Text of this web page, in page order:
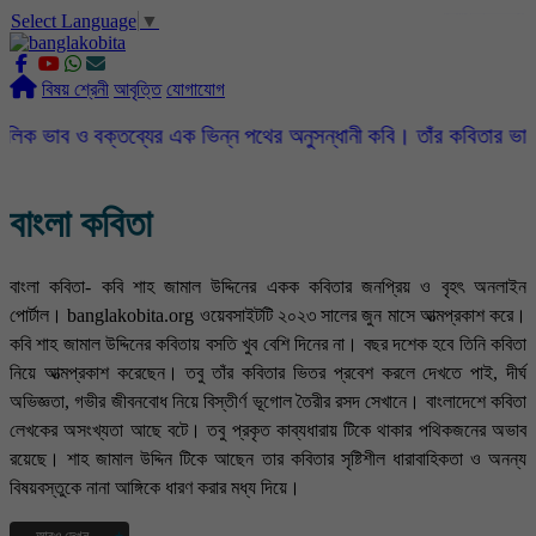
Select Language ▼
বিষয় শ্রেনী আবৃত্তি যোগাযোগ
ও বক্তব্যের এক ভিন্ন পথের অনুসন্ধানী কবি। তাঁর
বাংলা কবিতা
বাংলা কবিতা- কবি শাহ জামাল উদ্দিনের একক কবিতার জনপ্রিয় ও বৃহৎ অনলাইন
পোর্টাল। banglakobita.org ওয়েবসাইটটি ২০২৩ সালের জুন মাসে আত্মপ্রকাশ করে।
কবি শাহ জামাল উদ্দিনের কবিতায় বসতি খুব বেশি দিনের না। বছর দশেক হবে তিনি কবিতা
নিয়ে আত্মপ্রকাশ করেছেন। তবু তাঁর কবিতার ভিতর প্রবেশ করলে দেখতে পাই, দীর্ঘ
অভিজ্ঞতা, গভীর জীবনবোধ নিয়ে বিস্তীর্ণ ভূগোল তৈরীর রসদ সেখানে। বাংলাদেশে কবিতা
লেখকের অসংখ্যতা আছে বটে। তবু প্রকৃত কাব্যধারায় টিকে থাকার পথিকজনের অভাব
রয়েছে। শাহ জামাল উদ্দিন টিকে আছেন তার কবিতার সৃষ্টিশীল ধারাবাহিকতা ও অনন্য
বিষয়বস্তুকে নানা আঙ্গিকে ধারণ করার মধ্য দিয়ে।